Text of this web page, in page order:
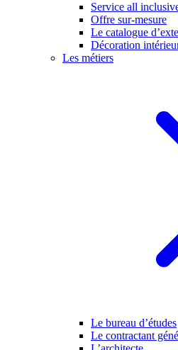
Service all
Offre sur-mesure
Le catalogue
Décoration
Les métiers
Le bureau d’études
Le contractant